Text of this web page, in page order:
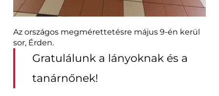
Az országos megmérettetésre május 9-én kerül
sor, Érden.
Gratulálunk a lányoknak és a
tanárnőnek!